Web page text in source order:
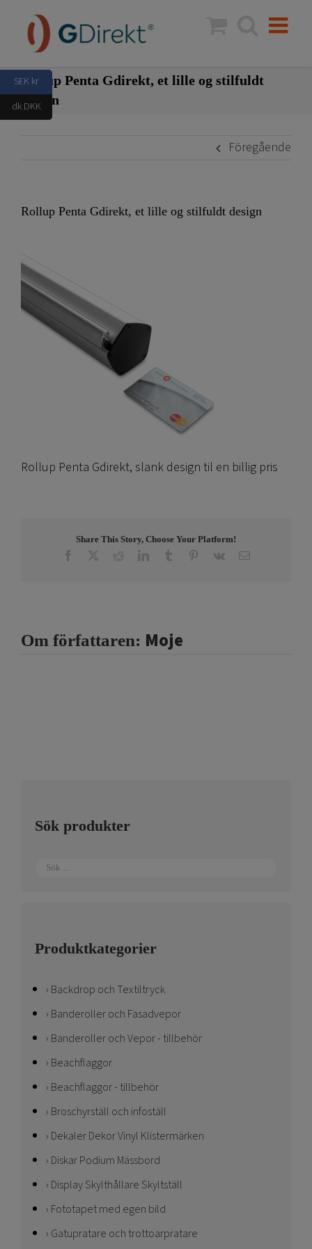
innehållet
Rollup Penta Gdirekt, et lille og stilfuldt
design
Föregående
Rollup Penta Gdirekt, et lille og stilfuldt design
Rollup Penta Gdirekt, slank design til en billig pris
Share This Story, Choose Your Platform!
Facebook RedditLinkedInTumblr Pinterest
Vk E-
Om författaren: Moje
Sök produkter
Produktkategorier
Backdrop och Textiltryck
Banderoller och Fasadvepor
Banderoller och Vepor - tillbehör
Beachflaggor
Beachflaggor - tillbehör
Broschyrställ och infoställ
Dekaler Dekor Vinyl Klistermärken
Diskar Podium Mässbord
Display Skylthållare Skyltställ
Fototapet med egen bild
Gatupratare och trottoarpratare
SEK kr
dk DKK